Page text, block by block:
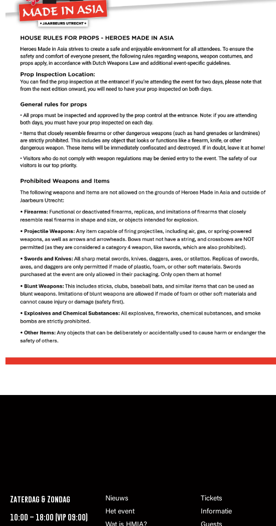
Zaterdag & Zondag
10:00 – 18:00 (VIP 09:00)
Nieuws
Het event
Tickets
Informatie